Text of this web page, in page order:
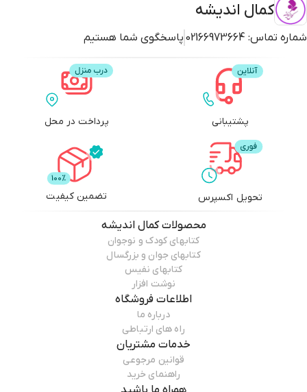
کمال اندیشه
شماره تماس: 02166973664 پاسخگوی شما هستیم
پشتیبانی پرداخت در محل
تحویل اکسپرس تضمین کیفیت
محصولاتکمال اندیشه
کتابهای کودک و نوجوان
کتابهای جوان و بزرگسال
کتابهای نفیس
نوشت افزار
اطلاعات فروشگاه
درباره ما
راه های ارتباطی
خدمات مشتریان
قوانین مرجوعی
راهنمای خرید